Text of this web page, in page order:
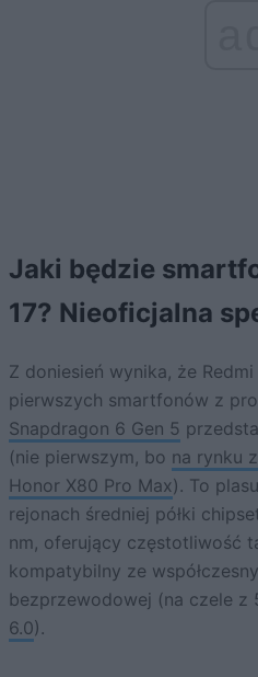
Jaki będzie
17? Nieoficjalna
Z doniesień wynika, że
pierwszych smartfonów z
Snapdragon 6 Gen 5
(nie pierwszym, bo na rynku
Honor X80 Pro Max). To
rejonach średniej półki
nm, oferujący częstotliwość
kompatybilny ze
bezprzewodowej (na czele z
6.0).